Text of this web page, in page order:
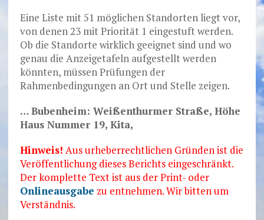
Eine Liste mit 51 möglichen Standorten liegt vor,
von denen 23 mit Priorität 1 eingestuft werden.
Ob die Standorte wirklich geeignet sind und wo
genau die Anzeigetafeln aufgestellt werden
könnten, müssen Prüfungen der
Rahmenbedingungen an Ort und Stelle zeigen.
… Bubenheim: Weißenthurmer Straße, Höhe
Haus Nummer 19, Kita,
Hinweis! Aus urheberrechtlichen Gründen ist die
Veröffentlichung dieses Berichts eingeschränkt.
Der komplette Text ist aus der Print- oder
Onlineausgabe zu entnehmen. Wir bitten um
Verständnis.